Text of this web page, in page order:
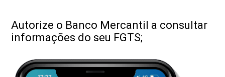
Autorize o Banco Mercantil a consultar
informações do seu FGTS;